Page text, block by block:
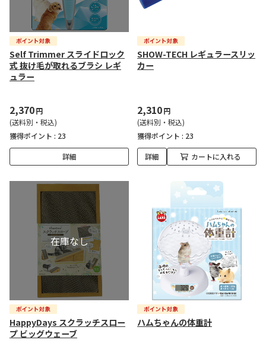
Self Trimmer スライドロック
式 抜け毛が取れるブラシ レギ
ュラー
2,370円
(送料別・税込)
獲得ポイント : 23
詳細
SHOW-TECH レギュラースリッ
カー
2,310円
(送料別・税込)
獲得ポイント : 23
詳細 カートに入れる
HappyDays スクラッチスロー
プ ビッグウェーブ
ハムちゃんの体重計